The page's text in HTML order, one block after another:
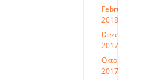
Februar
2018
Dezember
2017
Oktober
2017